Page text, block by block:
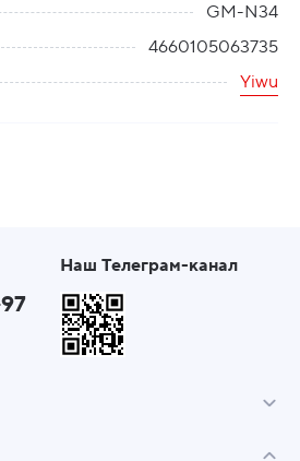
GM-N34
4660105063735
Yiwu
Наш Телеграм-канал